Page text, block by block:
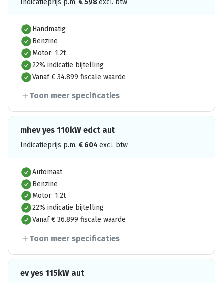
Indicatieprijs p.m. €598excl. btw
Handmatig
Benzine
Motor: 1.2t
22% indicatie bijtelling
Vanaf € 34.899 fiscale waarde
Toon meer specificaties
mhev yes 110kW edct aut
Indicatieprijs p.m. € 604 excl. btw
Automaat
Benzine
Motor: 1.2t
22% indicatie bijtelling
Vanaf € 36.899 fiscale waarde
Toon meer specificaties
ev yes 115kW aut